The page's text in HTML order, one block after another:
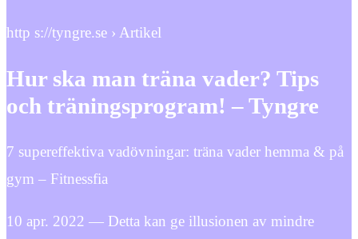
http s://tyngre.se › Artikel
Hur ska man träna vader? Tips
och träningsprogram! – Tyngre
7 supereffektiva vadövningar: träna vader hemma & på
gym – Fitnessfia
10 apr. 2022 — Detta kan ge illusionen av mindre